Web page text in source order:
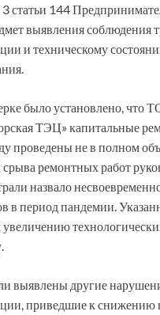
статьи 144
выявления соблюдения
и техническому
было установлено, что
ТЭЦ» капитальные
проведены не в полном
ремонтных работ
назвало
в период пандемии.
увеличению
выявлены другие
приведшие к снижению